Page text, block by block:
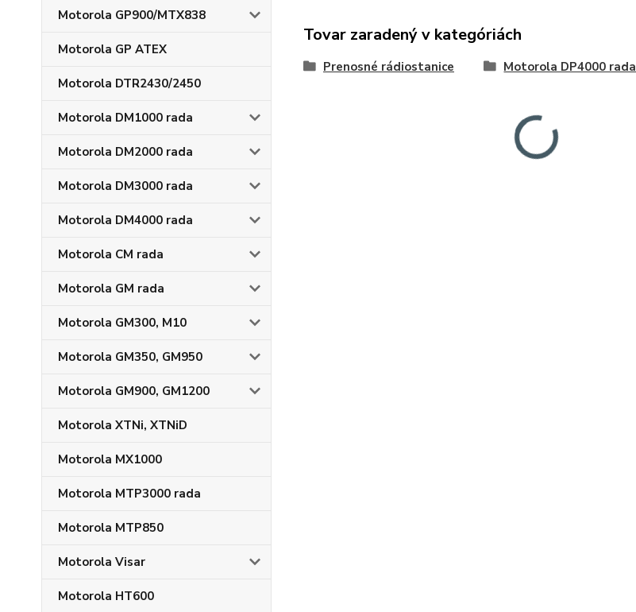
Motorola GP900/MTX838
Motorola GP ATEX
Motorola DTR2430/2450
Motorola DM1000 rada
Motorola DM2000 rada
Motorola DM3000 rada
Motorola DM4000 rada
Motorola CM rada
Motorola GM rada
Motorola GM300, M10
Motorola GM350, GM950
Motorola GM900, GM1200
Motorola XTNi, XTNiD
Motorola MX1000
Motorola MTP3000 rada
Motorola MTP850
Motorola Visar
Motorola HT600
Tovar zaradený v kategóriách
Prenosné rádiostanice Motorola DP4000 rada